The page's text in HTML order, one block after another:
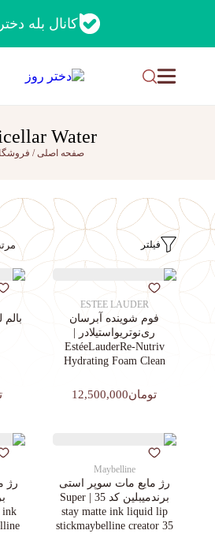
کانال بله
Water
صفحه اصلی/
فیلتر
ESTEE LAUDER
فوم شوینده آبرسان
ری‌نوتریواستیلادر |
EstéeLauderRe-Nutriv
Hydrating Foam Clean
تومان12,500,000
Maybelline
رژ مایع مات سوپر استی‌
برندمیبلین کد 35 | Super
stay matte ink liquid lip
stickmaybelline creator 35
رژ
ink